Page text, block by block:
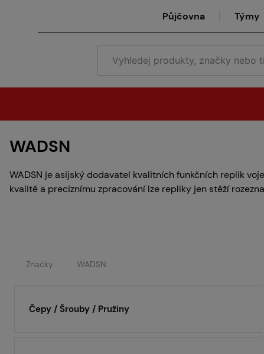
Půjčovna Týmy
WADSN
WADSN je asijský dodavatel kvalitních funkčních replik
kvalitě a preciznímu zpracování lze repliky jen stěží
Značky WADSN
Čepy / Šrouby / Pružiny